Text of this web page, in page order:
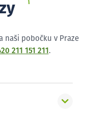
naši pobočku v Praze
211 151 211 .